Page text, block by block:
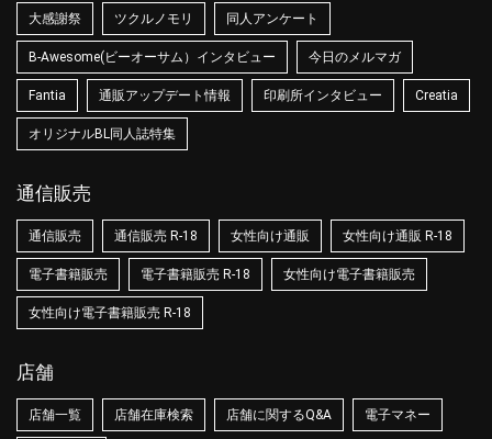
大感謝祭 ツクルノモリ 同人アンケート
B-Awesome(ビーオーサム）インタビュー 今日のメルマガ
Fantia 通販アップデート情報 印刷所インタビュー Creatia
オリジナルBL同人誌特集
通信販売
通信販売 通信販売 R-18 女性向け通販 女性向け通販 R-18
電子書籍販売 電子書籍販売 R-18 女性向け電子書籍販売
女性向け電子書籍販売 R-18
店舗
店舗一覧 店舗在庫検索 店舗に関するQ&A 電子マネー